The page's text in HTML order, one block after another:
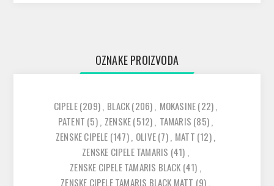
OZNAKE PROIZVODA
CIPELE(209), BLACK(206), MOKASINE(22),
PATENT (5), ZENSKE(512), TAMARIS (85),
ZENSKE CIPELE (147), OLIVE(7), MATT (12),
ZENSKE CIPELE TAMARIS (41) ,
ZENSKE CIPELE TAMARIS BLACK (41) ,
ZENSKE CIPELE TAMARIS BLACK MATT (9) ,